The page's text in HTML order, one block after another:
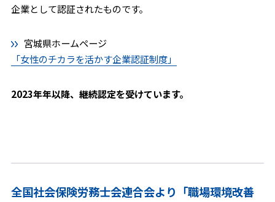
企業として認証されたものです。
宮城県ホームページ
「女性のチカラを活かす企業認証制度」
2023年年以降、継続認定を受けています。
全国社会保険労務士会連合会より「職場環境改善